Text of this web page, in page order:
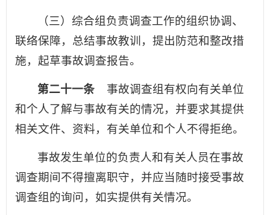
（三）综合组负责调查工作的组织协调、
联络保障，总结事故教训，提出防范和整改措
施，起草事故调查报告。
第二十一条 事故调查组有权向有关单位
和个人了解与事故有关的情况，并要求其提供
相关文件、资料，有关单位和个人不得拒绝。
事故发生单位的负责人和有关人员在事故
调查期间不得擅离职守，并应当随时接受事故
调查组的询问，如实提供有关情况。